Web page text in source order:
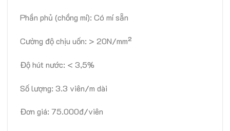
Phần phủ (chồng mí): Có mí sẵn
Cường độ chịu uốn: > 20N/mm²
Độ hút nước: < 3,5%
Số lượng: 3.3 viên/m dài
Đơn giá: 75.000đ/viên